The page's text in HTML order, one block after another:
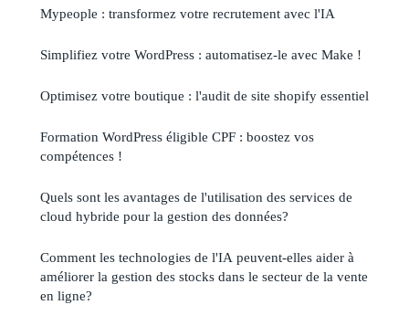
Mypeople : transformez votre recrutement avec l'IA
Simplifiez votre WordPress : automatisez-le avec Make !
Optimisez votre boutique : l'audit de site shopify essentiel
Formation WordPress éligible CPF : boostez vos
compétences !
Quels sont les avantages de l'utilisation des services de
cloud hybride pour la gestion des données?
Comment les technologies de l'IA peuvent-elles aider à
améliorer la gestion des stocks dans le secteur de la vente
en ligne?